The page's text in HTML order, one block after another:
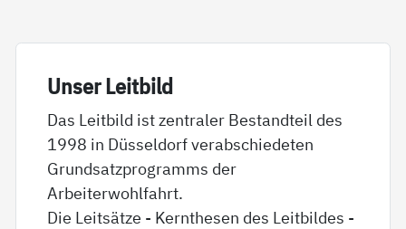
Un­ser Leit­bild
Das Leitbild ist zentraler Bestandteil des
1998 in Düsseldorf verabschiedeten
Grundsatzprogramms der
Arbeiterwohlfahrt.
Die Leitsätze - Kernthesen des Leitbildes -